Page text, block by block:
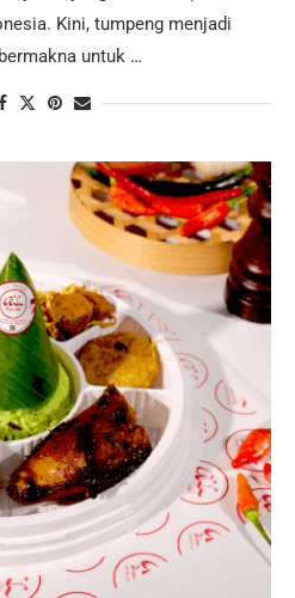
Kini, tumpeng menjadi
untuk …